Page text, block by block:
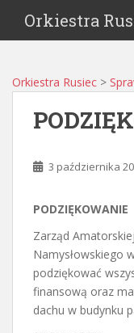
Orkiestra
Orkiestra Rusiec >
3 października
PODZIĘKOWANIE
Zarząd
Namysłowskiego
podziękować
finansową oraz
dachu w budynku